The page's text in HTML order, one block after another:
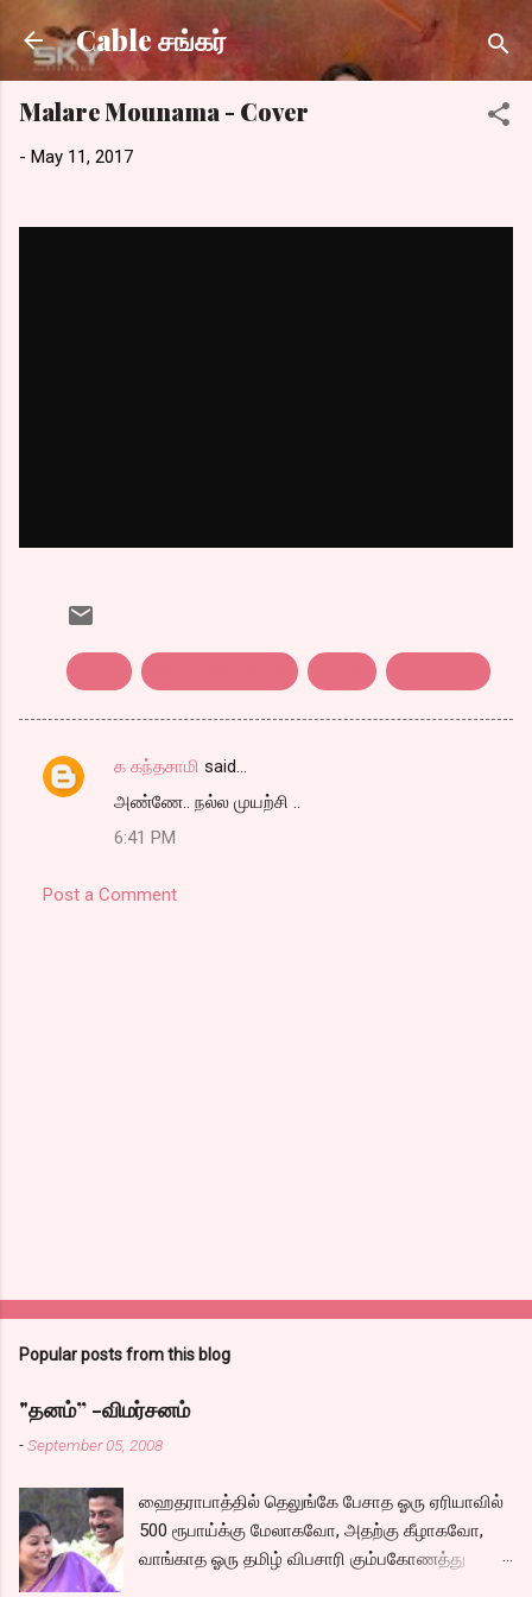
Skip to main content
Cable சங்கர்
Malare Mounama - Cover
- May 11, 2017
C
க கந்தசாமி said…
அண்ணே.. நல்ல முயற்சி ..
6:41 PM
Post a Comment
Popular posts from this blog
"தனம்” -விமர்சனம்
-September 05, 2008
ஹைதராபாத்தில் தெலுங்கே பேசாத ஓரு ஏரியாவில்
500 ரூபாய்க்கு மேலாகவோ, அதற்கு கீழாகவோ,
வாங்காத ஓரு தமிழ் விபசாரி கும்பகோணத்து